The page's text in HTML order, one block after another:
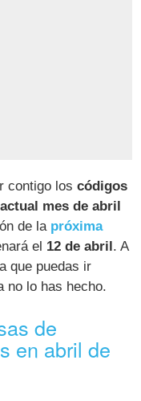
contigo loscódigos
mes de abril
de la próxima
el 12 de abril. A
que puedas ir
no lo has hecho.
de
en abril de